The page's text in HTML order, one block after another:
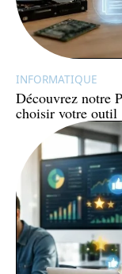
INFORMATIQUE
Découvrez notre
choisir votre outil